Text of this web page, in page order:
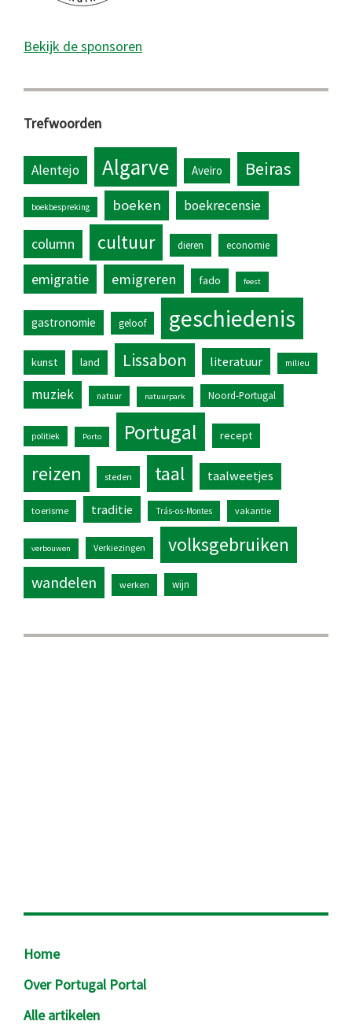
Bekijk de sponsoren
Trefwoorden
Alentejo Algarve Aveiro Beiras
boekbespreking boeken boekrecensie
column cultuur dieren economie
emigratie emigreren fado feest
gastronomie geloof geschiedenis
kunst land Lissabon literatuur milieu
muziek natuur natuurpark Noord-Portugal
politiek Porto Portugal recept
reizen steden taal taalweetjes
toerisme traditie Trás-os-Montes vakantie
verbouwen Verkiezingen volksgebruiken
wandelen werken wijn
Footer
Home
Over Portugal Portal
Alle artikelen